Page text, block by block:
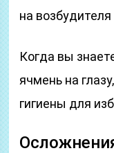
на
Когда вы
ячмень на
гигиены для